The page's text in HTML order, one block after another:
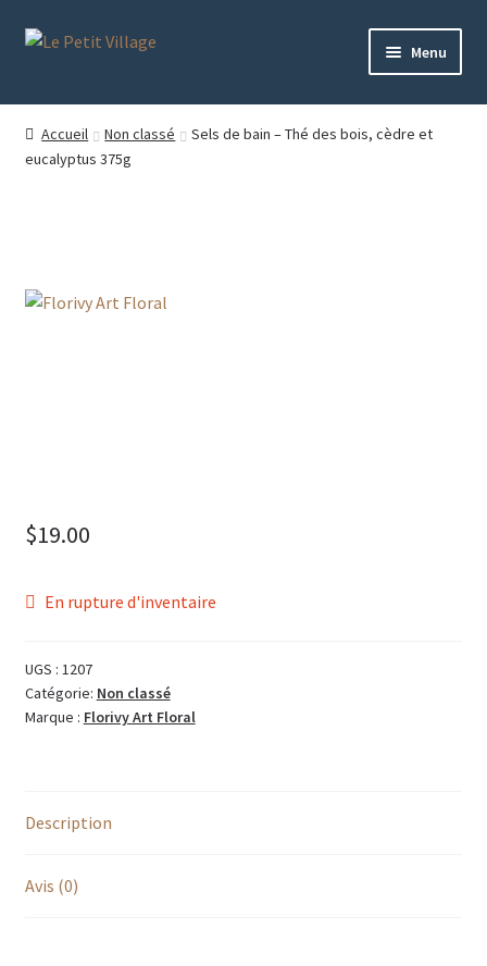
Aller
Aller
Menu
BOUTIQUE
MARCHÉS
Accueil Non classé
Sels de bain – Thé des bois, cèdre et
eucalyptus 375g
$19.00
En rupture d'inventaire
UGS : 1207
Catégorie: Non classé
Marque : Florivy Art Floral
Description
Avis (0)